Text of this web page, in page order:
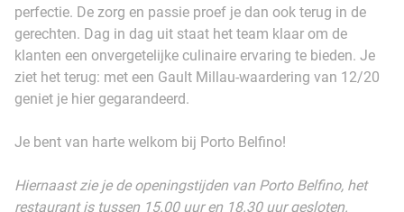
perfectie. De zorg en passie proef je dan ook terug in de
gerechten. Dag in dag uit staat het team klaar om de
klanten een onvergetelijke culinaire ervaring te bieden. Je
ziet het terug: met een Gault Millau-waardering van 12/20
geniet je hier gegarandeerd.
Je bent van harte welkom bij Porto Belfino!
Hiernaast zie je de openingstijden van Porto Belfino, het
restaurant is tussen 15.00 uur en 18.30 uur gesloten.